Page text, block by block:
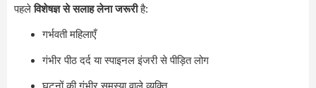
पहलेविशेषज्ञ से सलाह लेना जरूरीहै:
गर्भवती महिलाएँ
गंभीर पीठ दर्द या स्पाइनल इंजरी से पीड़ित लोग
घुटनों की गंभीर समस्या वाले व्यक्ति